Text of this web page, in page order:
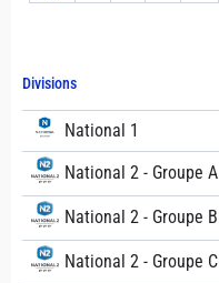
Divisions
National 1
National 2 - Groupe A
National 2 - Groupe B
National 2 - Groupe C